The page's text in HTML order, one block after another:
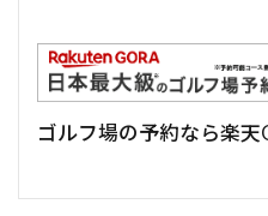
ゴルフ場の予約なら楽天